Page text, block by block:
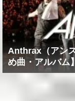
Anthrax（アン
め曲・アルバム】